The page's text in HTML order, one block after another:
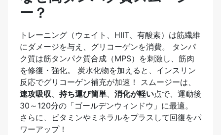
ー？
トレーニング（ウェイト、HIIT、有酸素）は筋繊維
にダメージを与え、グリコーゲンを消費。 タンパ
ク質は筋タンパク質合成（MPS）を刺激し、筋肉
を修復・強化。 炭水化物を加えると、インスリン
反応でグリコーゲン補充が加速！ スムージーは、
速攻吸収、 持ち運び簡単、 消化が軽い点で、運動後
30～120分の「ゴールデンウィンドウ」に最適。
さらに、ビタミンやミネラルをプラスして回復をパ
ワーアップ！